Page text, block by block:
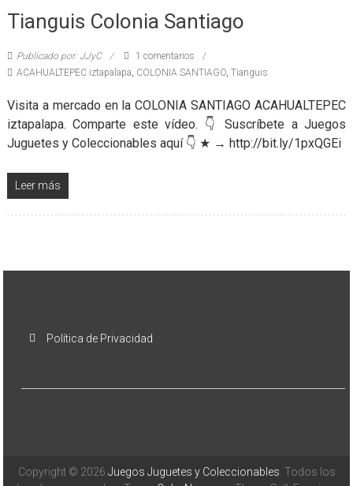
coleccionistas.
Tianguis Colonia Santiago
Publicado por: JJyC
1 comentarios
ACAHUALTEPEC iztapalapa COLONIA SANTIAGO, Tianguis
Visita a mercado en la COLONIA SANTIAGO ACAHUALTEPEC
iztapalapa. Comparte este vídeo. 👇 Suscríbete a Juegos
Juguetes y Coleccionables aquí 👇 ★ → http://bit.ly/1pxQGEi
Leer más
Política de Privacidad
Copyright © 2026 Juegos Juguetes y Coleccionables . Todos los